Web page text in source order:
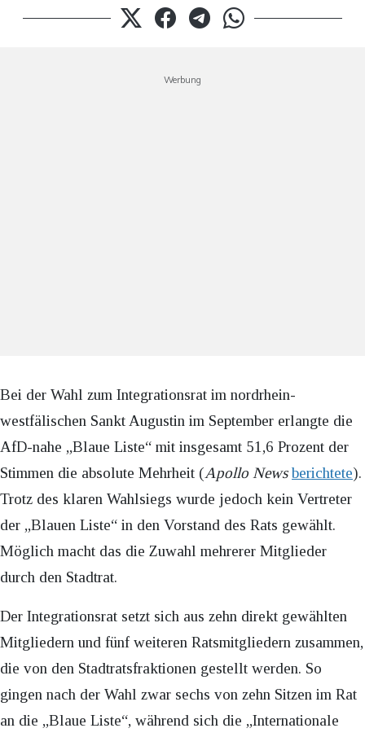
Werbung
Bei der Wahl zum Integrationsrat im nordrhein-
westfälischen Sankt Augustin im September erlangte die
AfD-nahe „Blaue Liste“ mit insgesamt 51,6 Prozent der
Stimmen die absolute Mehrheit (Apollo News berichtete).
Trotz des klaren Wahlsiegs wurde jedoch kein Vertreter
der „Blauen Liste“ in den Vorstand des Rats gewählt.
Möglich macht das die Zuwahl mehrerer Mitglieder
durch den Stadtrat.
Der Integrationsrat setzt sich aus zehn direkt gewählten
Mitgliedern und fünf weiteren Ratsmitgliedern zusammen,
die von den Stadtratsfraktionen gestellt werden. So
gingen nach der Wahl zwar sechs von zehn Sitzen im Rat
an die „Blaue Liste“, während sich die „Internationale